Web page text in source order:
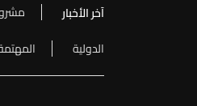
آخر الأخبار
الدولية